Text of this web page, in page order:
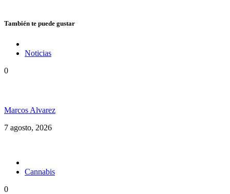
También te puede gustar
Noticias
0
Marcos Alvarez
7 agosto, 2026
Cannabis
0